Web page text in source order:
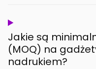
Jakie są
(MOQ) na
nadrukiem?